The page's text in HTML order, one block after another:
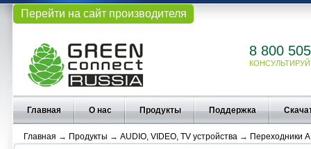
Перейти на сайт производителя
8 800
Главная О нас Продукты Поддержка
Главная → Продукты → AUDIO, VIDEO, TV устройства → Переходники